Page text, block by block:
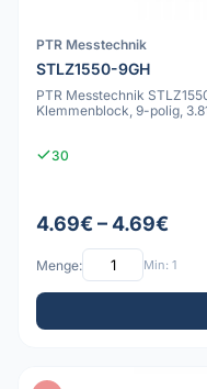
PTR Messtechnik
STLZ1550-9GH
PTR Messtechnik
Klemmenblock, 9-polig,
30
4.69€ – 4.69€
Menge: Min: 1